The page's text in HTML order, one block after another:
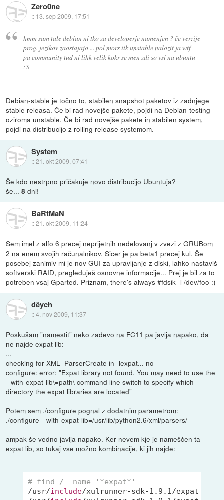
Zero0ne
:: 13. sep 2009, 17:51
hmm sam tale debian ni tko za developerje namenjen ? če verzije
prog. jezikov zaostajajo ... pol mors itk unstable nalozit ja wtf
pa community tud ni lihk velik kokr se men zdi so vsi na ubuntu
:S
Debian-stable je točno to, stabilen snapshot paketov iz zadnjege
stable releasa. Če bi rad novejše pakete, pojdi na Debian-testing
oziroma unstable. Če bi rad novejše pakete in stabilen system,
pojdi na distribucijo z rolling release systemom.
System
::21. okt 2009, 07:41
Še kdo nestrpno pričakuje novo distribucijo Ubuntuja?
še...8 dni!
BaRtMaN
::21. okt 2009, 11:24
Sem imel z alfo 6 precej neprijetnih nedelovanj v zvezi z GRUBom
2 na enem svojih računalnikov. Sicer je pa beta1 precej kul. Še
posebej zanimiv mi je nov GUI za upravljanje z diski, lahko nastaviš
softverski RAID, pregleduješ osnovne informacije... Prej je bil za to
potreben vsaj Gparted. Priznam, there's always #fdsik -l /dev/foo :)
dëych
::4. nov 2009, 11:37
Poskušam "namestit" neko zadevo na FC11 pa javlja napako, da
ne najde expat lib:
...
checking for XML_ParserCreate in -lexpat... no
configure: error: "Expat library not found. You may need to use the
--with-expat-lib\=path\ command line switch to specify which
directory the expat libraries are located"
Potem sem ./configure pognal z dodatnim parametrom:
./configure --with-expat-lib=/usr/lib/python2.6/xml/parsers/
ampak še vedno javlja napako. Ker nevem kje je nameščen ta
expat lib, so tukaj vse možno kombinacije, ki jih najde:
# find / -name '*expat*'
/usr/include/xulrunner-sdk-1.9.1/expat